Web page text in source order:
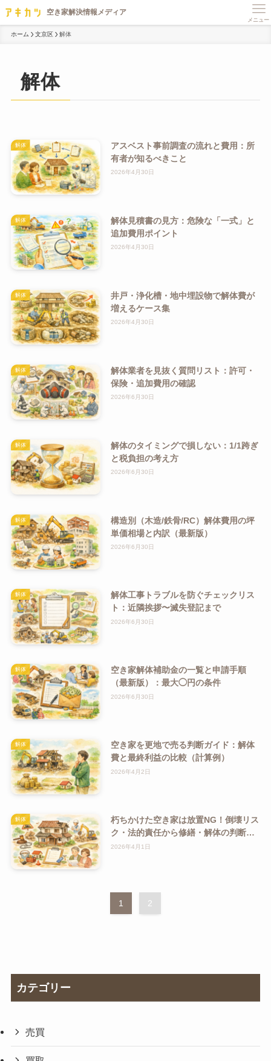
メニュー
ホーム 文京区 解体
解体
解体
アスベスト事前調査の流れと費用：所
有者が知るべきこと
2026年4月30日
解体
解体見積書の見方：危険な「一式」と
追加費用ポイント
2026年4月30日
解体
井戸・浄化槽・地中埋設物で解体費が
増えるケース集
2026年4月30日
解体
解体業者を見抜く質問リスト：許可・
保険・追加費用の確認
2026年6月30日
解体
解体のタイミングで損しない：1/1跨ぎ
と税負担の考え方
2026年6月30日
解体
構造別（木造/鉄骨/RC）解体費用の坪
単価相場と内訳（最新版）
2026年6月30日
解体
解体工事トラブルを防ぐチェックリス
ト：近隣挨拶〜滅失登記まで
2026年6月30日
解体
空き家解体補助金の一覧と申請手順
（最新版）：最大◯円の条件
2026年6月30日
解体
空き家を更地で売る判断ガイド：解体
費と最終利益の比較（計算例）
2026年4月2日
解体
朽ちかけた空き家は放置NG！倒壊リス
ク・法的責任から修繕・解体の判断ポ
イントまで全解説
2026年4月1日
1 2
カテゴリー
売買